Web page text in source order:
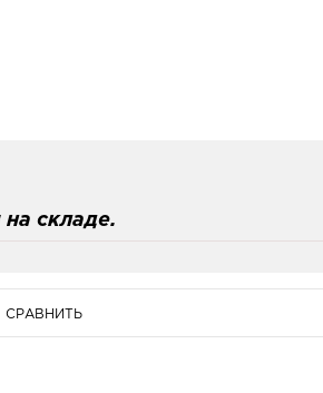
на складе.
СРАВНИТЬ